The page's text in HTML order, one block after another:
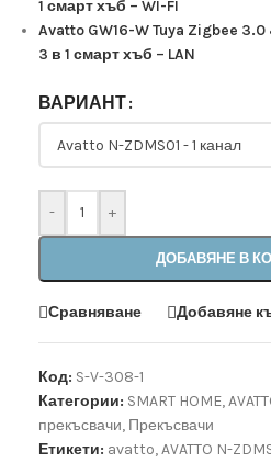
1 смарт хъб – WI-FI
Avatto GW16-W Tuya Zigbee
3 в 1 смарт хъб – LAN
ВАРИАНТ
- +
ДОБАВЯНЕ В
Сравняване Добавяне
Код: S-V-308-1
Категории: SMART HOME,
прекъсвачи, Прекъсвачи
Етикети: avatto,AVATTO N-